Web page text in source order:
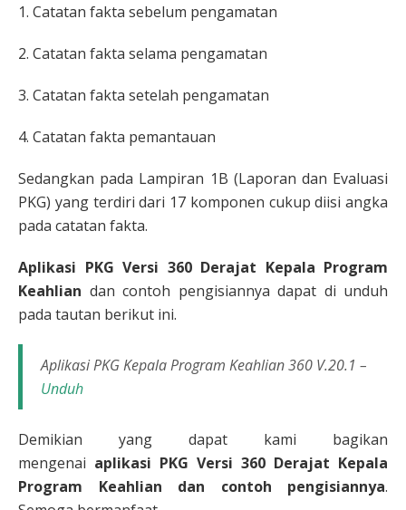
1. Catatan fakta sebelum pengamatan
2. Catatan fakta selama pengamatan
3. Catatan fakta setelah pengamatan
4. Catatan fakta pemantauan
Sedangkan pada Lampiran 1B (Laporan dan Evaluasi
PKG) yang terdiri dari 17 komponen cukup diisi angka
pada catatan fakta.
Aplikasi PKG Versi 360 Derajat Kepala Program
Keahlian dan contoh pengisiannya dapat di unduh
pada tautan berikut ini.
Aplikasi PKG Kepala Program Keahlian 360 V.20.1 –
Unduh
Demikian yang dapat kami bagikan
mengenai aplikasi PKG Versi 360 Derajat Kepala
Program Keahlian dan contoh pengisiannya.